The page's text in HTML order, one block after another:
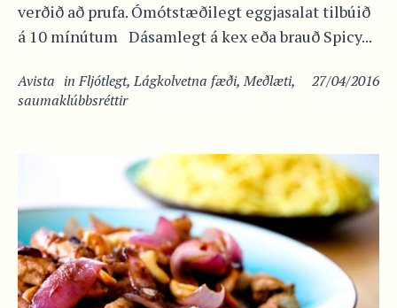
verðið að prufa. Ómótstæðilegt eggjasalat tilbúið
á 10 mínútum Dásamlegt á kex eða brauð Spicy...
27/04/2016
Avista inFljótlegt,Lágkolvetna fæði,Meðlæti,
saumaklúbbsréttir